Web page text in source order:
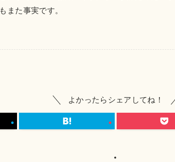
また事実です。
よかったらシェアしてね！